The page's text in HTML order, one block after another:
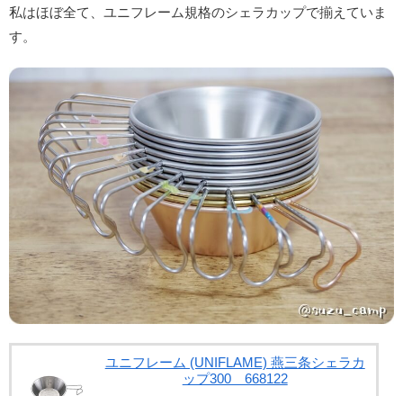
私はほぼ全て、ユニフレーム規格のシェラカップで揃えていま
す。
ユニフレーム (UNIFLAME) 燕三条シェラカ
ップ300 668122